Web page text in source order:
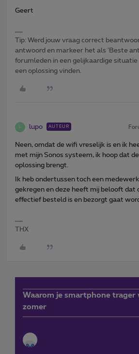
Geert
Tip: Werd jouw vraag correct
antwoord en markeer het als 'Beste
forumleden in een gelijkaardige
een oplossing vinden.
L lupo AUTEUR
Neen, omdat de wifi vreselijk is en ik
met mijn Sonos systeem, ik hoop dat
oplossing brengt.
Ik heb ondertussen toch een
gekregen en deze heeft mij belooft dat
effectief besteld is en bezorgt gaat
THX
Waarom je smartphone trager
zomer